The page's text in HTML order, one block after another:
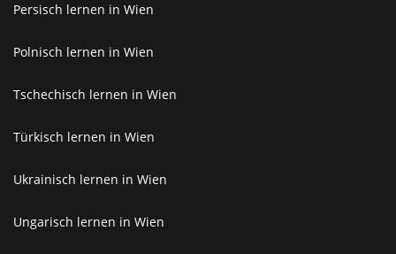
Persisch lernen in Wien
Polnisch lernen in Wien
Tschechisch lernen in Wien
Türkisch lernen in Wien
Ukrainisch lernen in Wien
Ungarisch lernen in Wien